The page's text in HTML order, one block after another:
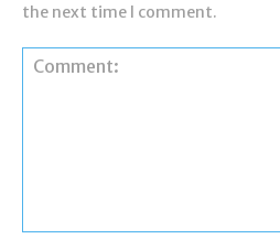
the next time I comment.